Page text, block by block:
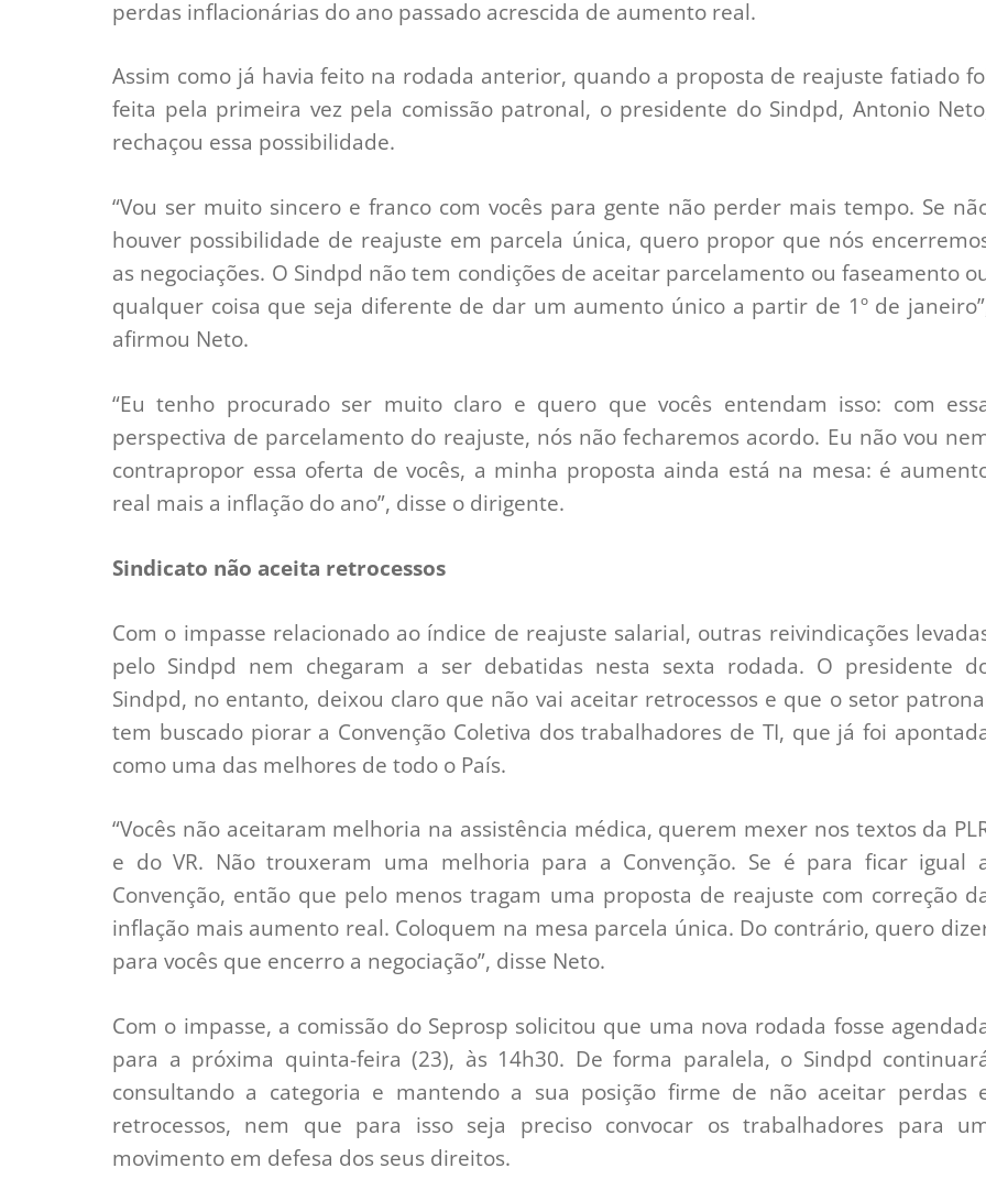
perdas inflacionárias do ano passado acrescida de aumento real.
Assim como já havia feito na rodada anterior, quando a proposta de reajuste fatiado
feita pela primeira vez pela comissão patronal, o presidente do Sindpd, Antonio
rechaçou essa possibilidade.
“Vou ser muito sincero e franco com vocês para gente não perder mais tempo. Se
houver possibilidade de reajuste em parcela única, quero propor que nós
as negociações. O Sindpd não tem condições de aceitar parcelamento ou faseamento
qualquer coisa que seja diferente de dar um aumento único a partir de 1º de
afirmou Neto.
“Eu tenho procurado ser muito claro e quero que vocês entendam isso: com
perspectiva de parcelamento do reajuste, nós não fecharemos acordo. Eu não vou
contrapropor essa oferta de vocês, a minha proposta ainda está na mesa: é
real mais a inflação do ano”, disse o dirigente.
Sindicato não aceita retrocessos
Com o impasse relacionado ao índice de reajuste salarial, outras reivindicações
pelo Sindpd nem chegaram a ser debatidas nesta sexta rodada. O presidente
Sindpd, no entanto, deixou claro que não vai aceitar retrocessos e que o setor
tem buscado piorar a Convenção Coletiva dos trabalhadores de TI, que já foi
como uma das melhores de todo o País.
“Vocês não aceitaram melhoria na assistência médica, querem mexer nos textos da
e do VR. Não trouxeram uma melhoria para a Convenção. Se é para ficar igual
Convenção, então que pelo menos tragam uma proposta de reajuste com correção
inflação mais aumento real. Coloquem na mesa parcela única. Do contrário, quero
para vocês que encerro a negociação”, disse Neto.
Com o impasse, a comissão do Seprosp solicitou que uma nova rodada fosse
para a próxima quinta-feira (23), às 14h30. De forma paralela, o Sindpd
consultando a categoria e mantendo a sua posição firme de não aceitar perdas
retrocessos, nem que para isso seja preciso convocar os trabalhadores para
movimento em defesa dos seus direitos.